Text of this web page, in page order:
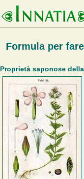
Formula per
Proprietà saponose